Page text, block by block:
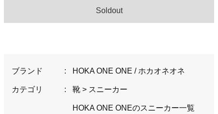
Soldout
ブランド : HOKA ONE ONE / ホカオネオネ
カテゴリ : 靴> スニーカー
HOKA ONE ONEのスニーカー一覧